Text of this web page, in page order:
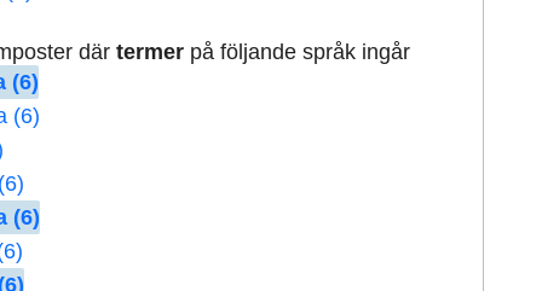
därtermer på följande språk ingår
(6)
(6)
(6)